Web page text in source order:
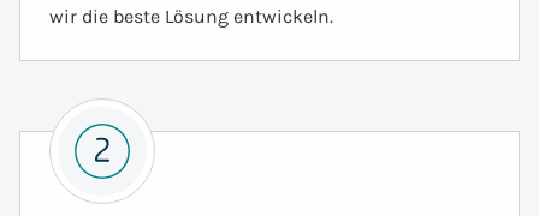
wir die beste Lösung entwickeln.